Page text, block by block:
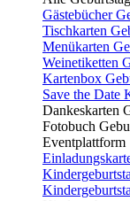
Gästebücher
Tischkarten
Menükarten
Weinetiketten
Kartenbox
Save the Date
Dankeskarten
Fotobuch
Eventplattform